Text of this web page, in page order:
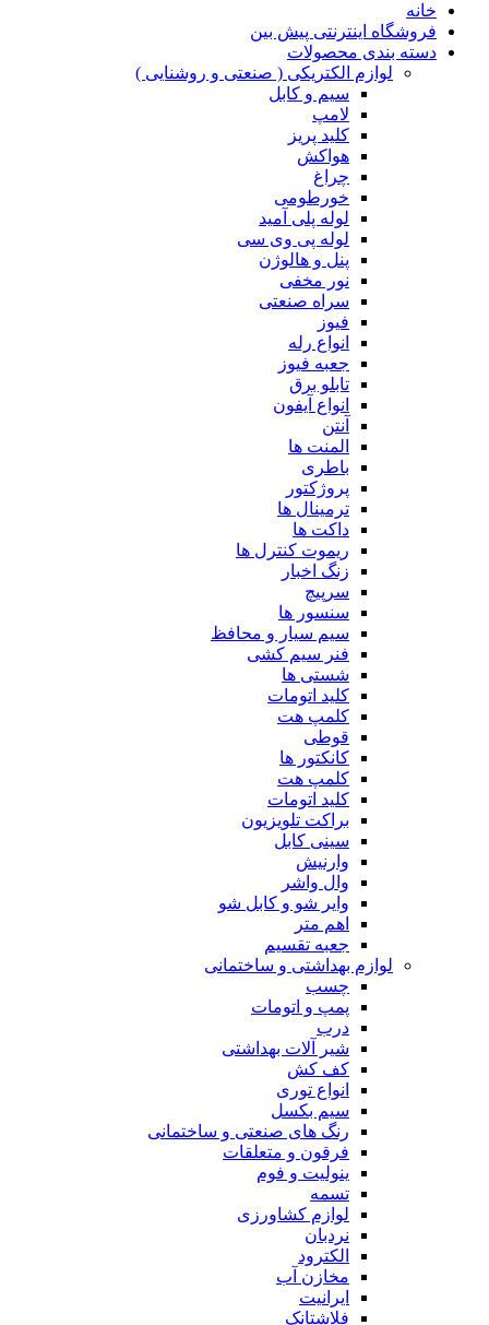
خانه
فروشگاه اینترنتی پیش بین
دسته بندی محصولات
لوازم الکتریکی ( صنعتی و روشنایی )
سیم و کابل
لامپ
کلید پریز
هواکش
چراغ
خورطومی
لوله پلی آمید
لوله پی وی سی
پنل و هالوژن
نور مخفی
سراه صنعتی
فیوز
انواع رله
جعبه فیوز
تابلو برق
انواع آیفون
آنتن
المنت ها
باطری
پروژکتور
ترمینال ها
داکت ها
ریموت کنترل ها
زنگ اخبار
سرپیچ
سنسور ها
سیم سیار و محافظ
فنر سیم کشی
شستی ها
کلید اتومات
کلمپ هت
قوطی
کانکتور ها
کلمپ هت
کلید اتومات
براکت تلویزیون
سینی کابل
وارنیش
وال واشر
وایر شو و کابل شو
اهم متر
جعبه تقسیم
لوازم بهداشتی و ساختمانی
چسب
پمپ و اتومات
درب
شیر آلات بهداشتی
کف کش
انواع توری
سیم بکسل
رنگ های صنعتی و ساختمانی
فرقون و متعلقات
ینولیت و فوم
تسمه
لوازم کشاورزی
نردبان
الکترود
مخازن آب
ایرانیت
فلاشتانک